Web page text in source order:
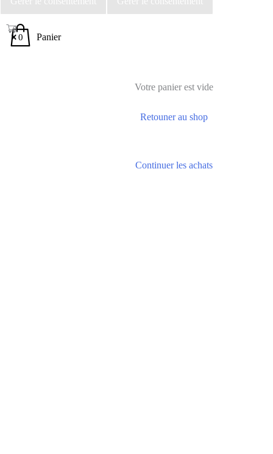
0
0 Panier
Votre panier est vide
Retouner au shop
Continuer les achats